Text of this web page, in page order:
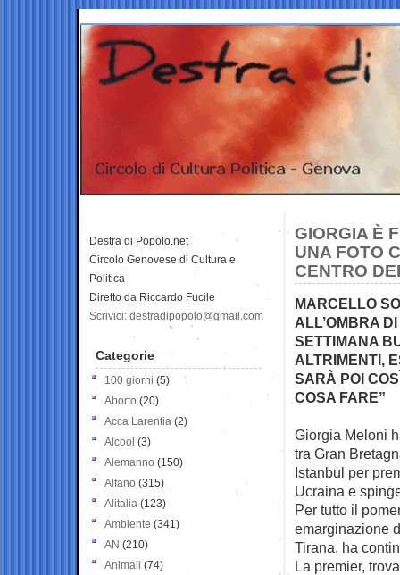
GIORGIA È
UNA FOTO
CENTRO
MARCELLO
ALL’OMBRA
SETTIMANA
ALTRIMENTI,
SARÀ POI
COSA FARE”
Giorgia Meloni
tra Gran
Istanbul per
Ucraina e
Per tutto il
emarginazione
Tirana, ha
La premier,
Destra di Popolo.net
Circolo Genovese di Cultura e
Politica
Diretto da Riccardo Fucile
Scrivici: destradipopolo@gmail.com
Categorie
100 giorni (5)
Aborto (20)
Acca Larentia (2)
Alcool (3)
Alemanno (150)
Alfano (315)
Alitalia (123)
Ambiente (341)
AN (210)
Animali (74)